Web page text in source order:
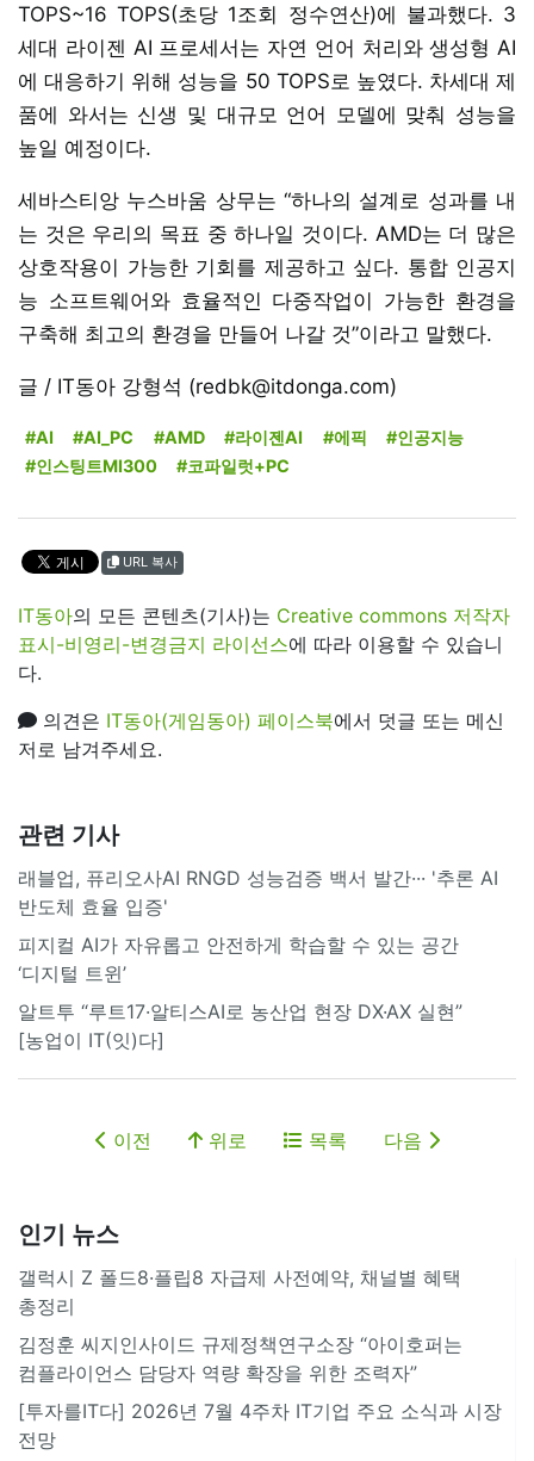
TOPS~16 TOPS(초당 1조회 정수연산)에 불과했다. 3
세대 라이젠 AI 프로세서는 자연 언어 처리와 생성형 AI
에 대응하기 위해 성능을 50 TOPS로 높였다. 차세대 제
품에 와서는 신생 및 대규모 언어 모델에 맞춰 성능을
높일 예정이다.
세바스티앙 누스바움 상무는 “하나의 설계로 성과를 내
는 것은 우리의 목표 중 하나일 것이다. AMD는 더 많은
상호작용이 가능한 기회를 제공하고 싶다. 통합 인공지
능 소프트웨어와 효율적인 다중작업이 가능한 환경을
구축해 최고의 환경을 만들어 나갈 것”이라고 말했다.
글 / IT동아 강형석 (redbk@itdonga.com)
#AI #AI_PC #AMD #라이젠AI #에픽
#인공지능
#인스팅트MI300
#코파일럿+PC
URL 복사
IT동아의 모든 콘텐츠(기사)는 Creative commons 저작자
표시-비영리-변경금지 라이선스에 따라 이용할 수 있습니
다.
의견은 IT동아(게임동아) 페이스북에서 덧글 또는 메신
저로 남겨주세요.
관련 기사
래블업, 퓨리오사AI RNGD 성능검증 백서 발간··· '추론 AI
반도체 효율 입증'
피지컬 AI가 자유롭고 안전하게 학습할 수 있는 공간
‘디지털 트윈’
알트투 “루트17·알티스AI로 농산업 현장 DX·AX 실현”
[농업이 IT(잇)다]
이전 위로 목록 다음
인기 뉴스
갤럭시 Z 폴드8·플립8 자급제 사전예약, 채널별 혜택
총정리
김정훈 씨지인사이드 규제정책연구소장 “아이호퍼는
컴플라이언스 담당자 역량 확장을 위한 조력자”
[투자를IT다] 2026년 7월 4주차 IT기업 주요 소식과 시장
전망